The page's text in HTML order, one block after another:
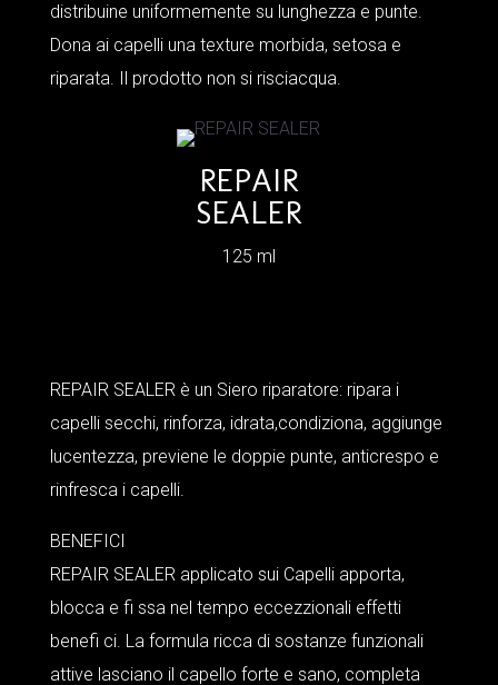
distribuine uniformemente su lunghezza e punte.
Dona ai capelli una texture morbida, setosa e
riparata. Il prodotto non si risciacqua.
REPAIR
SEALER
125 ml
REPAIR SEALER è un Siero riparatore: ripara i
capelli secchi, rinforza, idrata,condiziona, aggiunge
lucentezza, previene le doppie punte, anticrespo e
rinfresca i capelli.
BENEFICI
REPAIR SEALER applicato sui Capelli apporta,
blocca e fi ssa nel tempo eccezzionali effetti
benefi ci. La formula ricca di sostanze funzionali
attive lasciano il capello forte e sano, completa